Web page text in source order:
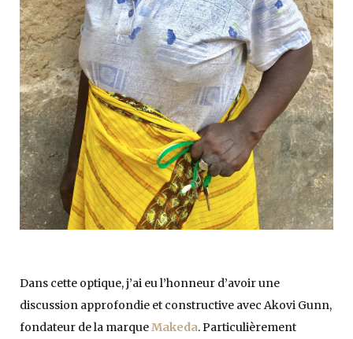
Dans cette optique, j’ai eu l’honneur d’avoir une
discussion approfondie et constructive avec Akovi Gunn,
fondateur de la marqueMakeda. Particulièrement